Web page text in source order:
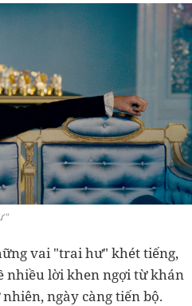
vai "trai hư" khét tiếng,
nhiều lời khen ngợi từ khán
ngày càng tiến bộ.